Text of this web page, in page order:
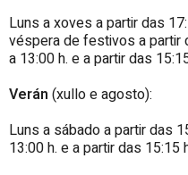
Luns a xoves a partir das
véspera de festivos a partir
a 13:00 h. e a partir das
Verán (xullo e agosto):
Luns a sábado a partir das
13:00 h. e a partir das 15:15